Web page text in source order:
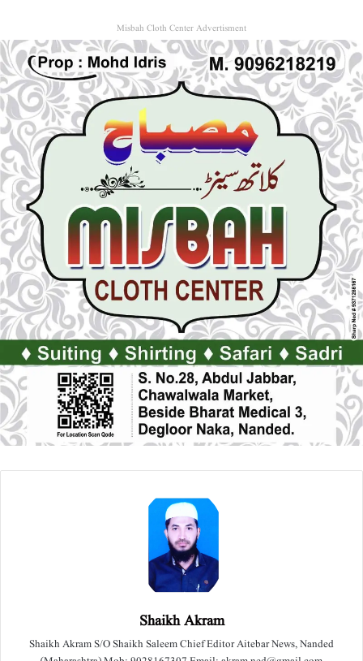
Misbah Cloth Center Advertisment
Shaikh Akram
Shaikh Akram S/O Shaikh Saleem Chief Editor Aitebar News, Nanded